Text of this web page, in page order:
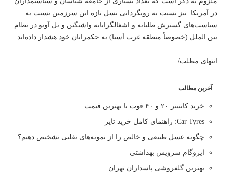
در آمریکا نیز نسبت به رویگردانی نسل تازه این سرزمین نسبت به
سیاست‌های گسترش طلبانه و اشغالگرایانه واشنگتن و تل آویو در نظام
بین الملل (خصوصاً منطقه غرب آسیا) به حکمرانان خود هشدار داده‌اند.
انتهای مطلب/
آخرین مطالب
خرید کانتینر ۲۰ و ۴۰ فوت با بهترین قیمت
Car Tyres: راهنمای کامل خرید تایر
چگونه عسل طبیعی و خالص را از نمونه‌های تقلبی تشخیص دهیم؟
ایزوگام سرویس بهداشتی
بهترین گلفروشی پاسداران تهران